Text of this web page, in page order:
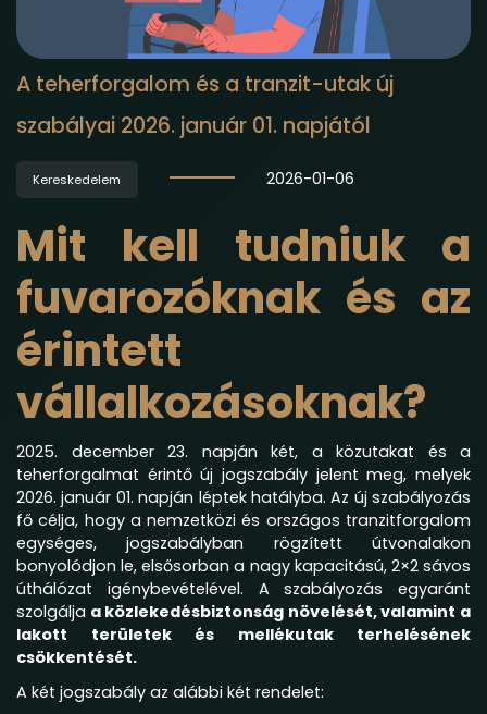
A teherforgalom és a tranzit-utak új
szabályai 2026. január 01. napjától
Kereskedelem 2026-01-06
Mit kell tudniuk a
fuvarozóknak és az
érintett
vállalkozásoknak?
2025. december 23. napján két, a közutakat és a
teherforgalmat érintő új jogszabály jelent meg, melyek
2026. január 01. napján léptek hatályba. Az új szabályozás
fő célja, hogy a nemzetközi és országos tranzitforgalom
egységes, jogszabályban rögzített útvonalakon
bonyolódjon le, elsősorban a nagy kapacitású, 2×2 sávos
úthálózat igénybevételével. A szabályozás egyaránt
szolgálja a közlekedésbiztonság növelését, valamint a
lakott területek és mellékutak terhelésének
csökkentését.
A két jogszabály az alábbi két rendelet: